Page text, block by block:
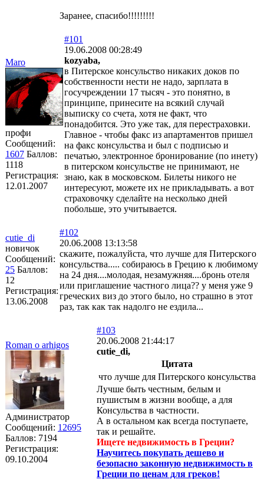
Заранее, спасибо!!!!!!!!!
Maro
профи
Сообщений:
1607 Баллов:
1118
Регистрация:
12.01.2007
#101
19.06.2008 00:28:49
kozyaba,
в Питерское консульство никаких доков по
собственности нести не надо, зарплата в
госучреждении 17 тысяч - это понятно, в
принципе, принесите на всякий случай
выписку со счета, хотя не факт, что
понадобится. Это уже так, для перестраховки.
Главное - чтобы факс из апартаментов пришел
на факс консульства и был с подписью и
печатью, электронное бронирование (по инету)
в питерском консульстве не принимают, не
знаю, как в московском. Билеты никого не
интересуют, можете их не прикладывать. а вот
страховочку сделайте на несколько дней
побольше, это учитывается.
cutie_di
новичок
Сообщений:
25 Баллов:
12
Регистрация:
13.06.2008
#102
20.06.2008 13:13:58
скажите, пожалуйста, что лучше для Питерского
консульства..... собираюсь в Грецию к любимому
на 24 дня....молодая, незамужняя....бронь отеля
или приглашение частного лица?? у меня уже 9
греческих виз до этого было, но страшно в этот
раз, так как так надолго не ездила...
Roman o arhigos
Администратор
Сообщений: 12695
Баллов: 7194
Регистрация:
09.10.2004
#103
20.06.2008 21:44:17
cutie_di,
Цитата
что лучше для Питерского консульства
Лучше быть честным, белым и
пушистым в жизни вообще, а для
Консульства в частности.
А в остальном как всегда поступаете,
так и решайте.
Ищете недвижимость в Греции?
Научитесь покупать дешево и
безопасно законную недвижимость в
Греции по ценам для греков!